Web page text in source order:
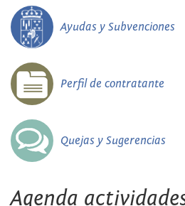
Ayudas y Subvenciones
Perfil de contratante
Quejas y Sugerencias
Agenda